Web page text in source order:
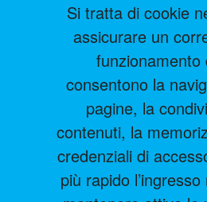
Si tratta di cookie
assicurare un
funzionamento
consentono la
pagine, la
contenuti, la
credenziali di
più rapido